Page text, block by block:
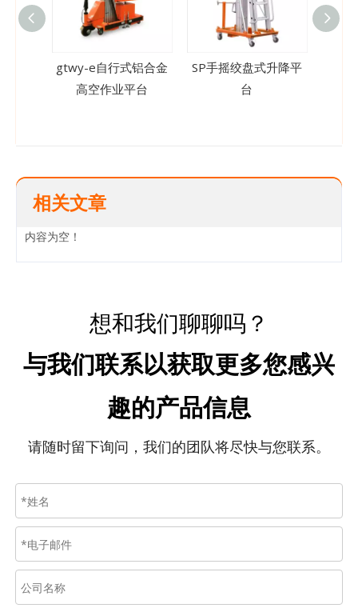
gtwy-e自行式铝合金
高空作业平台
SP手摇绞盘式升降平
台
相关文章
内容为空！
想和我们聊聊吗？
与我们联系以获取更多您感兴
趣的产品信息
请随时留下询问，我们的团队将尽快与您联系。